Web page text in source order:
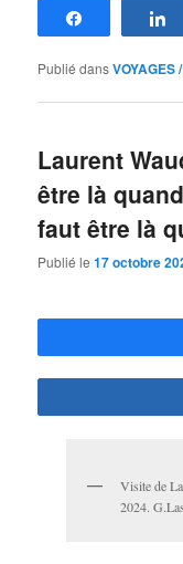
Partagez
Publié dansVOYAGES
Laurent
être là
faut être là
Publié le17 octobre
Visite de
2024.